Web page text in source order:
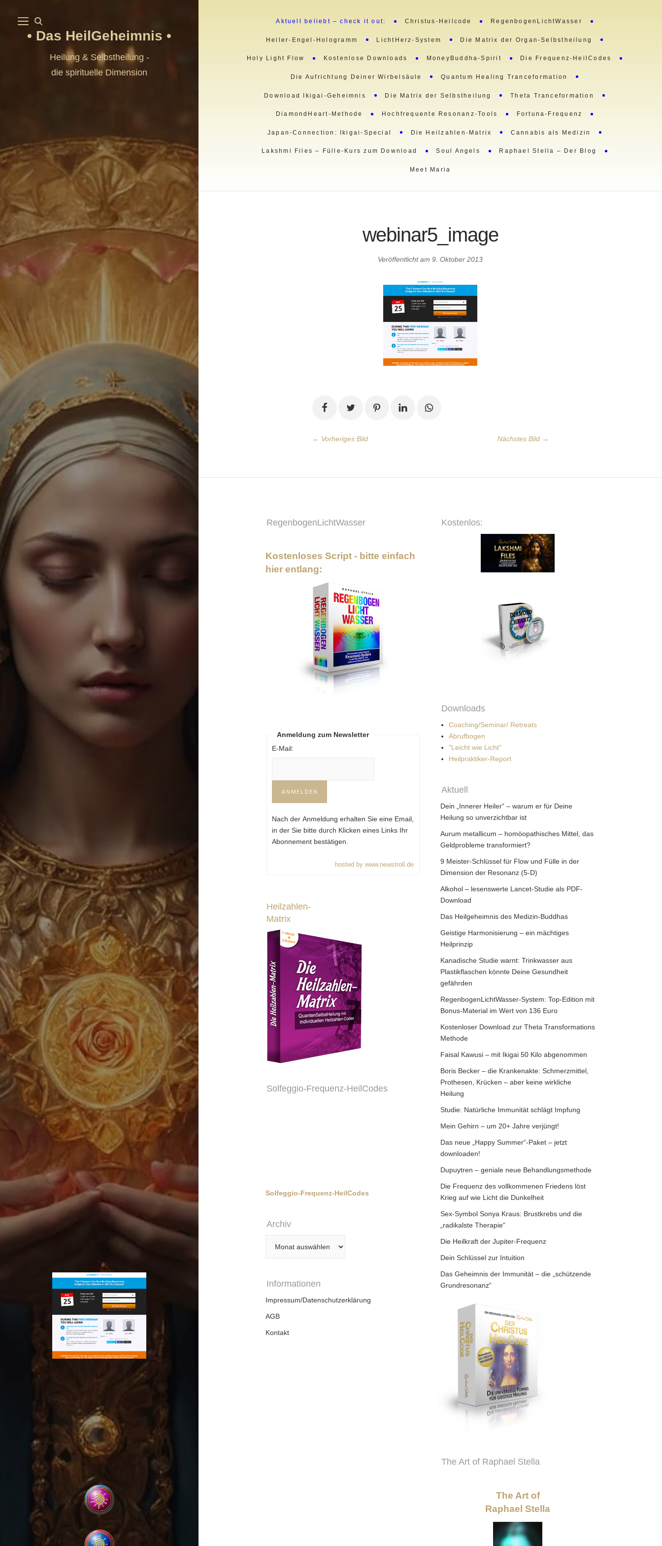
Das HeilGeheimnis
Heilung & Selbstheilung -
die spirituelle Dimension
Aktuell beliebt – check it out: Christus-Heilcode RegenbogenLichtWasser
Heiler-Engel-Hologramm LichtHerz-System Die Matrix der Organ-Selbstheilung
Holy Light Flow Kostenlose Downloads MoneyBuddha-Spirit Die Frequenz-HeilCodes
Die Aufrichtung Deiner Wirbelsäule Quantum Healing Tranceformation
Download Ikigai-Geheimnis Die Matrix der Selbstheilung Theta Tranceformation
DiamondHeart-Methode Hochfrequente Resonanz-Tools Fortuna-Frequenz
Japan-Connection: Ikigai-Special Die Heilzahlen-Matrix Cannabis als Medizin
Lakshmi Files – Fülle-Kurs zum Download Soul Angels Raphael Stella – Der Blog
Meet Maria
webinar5_image
Veröffentlicht am9. Oktober 2013
← Vorheriges Bild Nächstes Bild →
RegenbogenLichtWasser
Kostenloses Script - bitte einfach
hier entlang:
Anmeldung zum Newsletter
E-Mail:
Nach der Anmeldung erhalten Sie eine Email,
in der Sie bitte durch Klicken eines Links Ihr
Abonnement bestätigen.
hosted by www.newstroll.de
Heilzahlen-
Matrix
Solfeggio-Frequenz-HeilCodes
Solfeggio-Frequenz-HeilCodes
Archiv
Informationen
Impressum/Datenschutzerklärung
AGB
Kontakt
Kostenlos:
Downloads
Coaching/Seminar/ Retreats
Abrufbogen
"Leicht wie Licht"
Heilpraktiker-Report
Aktuell
Dein „Innerer Heiler“ – warum er für Deine
Heilung so unverzichtbar ist
Aurum metallicum – homöopathisches Mittel, das
Geldprobleme transformiert?
9 Meister-Schlüssel für Flow und Fülle in der
Dimension der Resonanz (5-D)
Alkohol – lesenswerte Lancet-Studie als PDF-
Download
Das Heilgeheimnis des Medizin-Buddhas
Geistige Harmonisierung – ein mächtiges
Heilprinzip
Kanadische Studie warnt: Trinkwasser aus
Plastikflaschen könnte Deine Gesundheit
gefährden
RegenbogenLichtWasser-System: Top-Edition mit
Bonus-Material im Wert von 136 Euro
Kostenloser Download zur Theta Transformations
Methode
Faisal Kawusi – mit Ikigai 50 Kilo abgenommen
Boris Becker – die Krankenakte: Schmerzmittel,
Prothesen, Krücken – aber keine wirkliche
Heilung
Studie: Natürliche Immunität schlägt Impfung
Mein Gehirn – um 20+ Jahre verjüngt!
Das neue „Happy Summer“-Paket – jetzt
downloaden!
Dupuytren – geniale neue Behandlungsmethode
Die Frequenz des vollkommenen Friedens löst
Krieg auf wie Licht die Dunkelheit
Sex-Symbol Sonya Kraus: Brustkrebs und die
„radikalste Therapie“
Die Heilkraft der Jupiter-Frequenz
Dein Schlüssel zur Intuition
Das Geheimnis der Immunität – die „schützende
Grundresonanz“
The Art of Raphael Stella
The Art of
Raphael Stella